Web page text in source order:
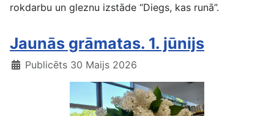
rokdarbu un gleznu izstāde “Diegs, kas runā”.
Jaunās grāmatas. 1. jūnijs
Publicēts 30 Maijs 2026